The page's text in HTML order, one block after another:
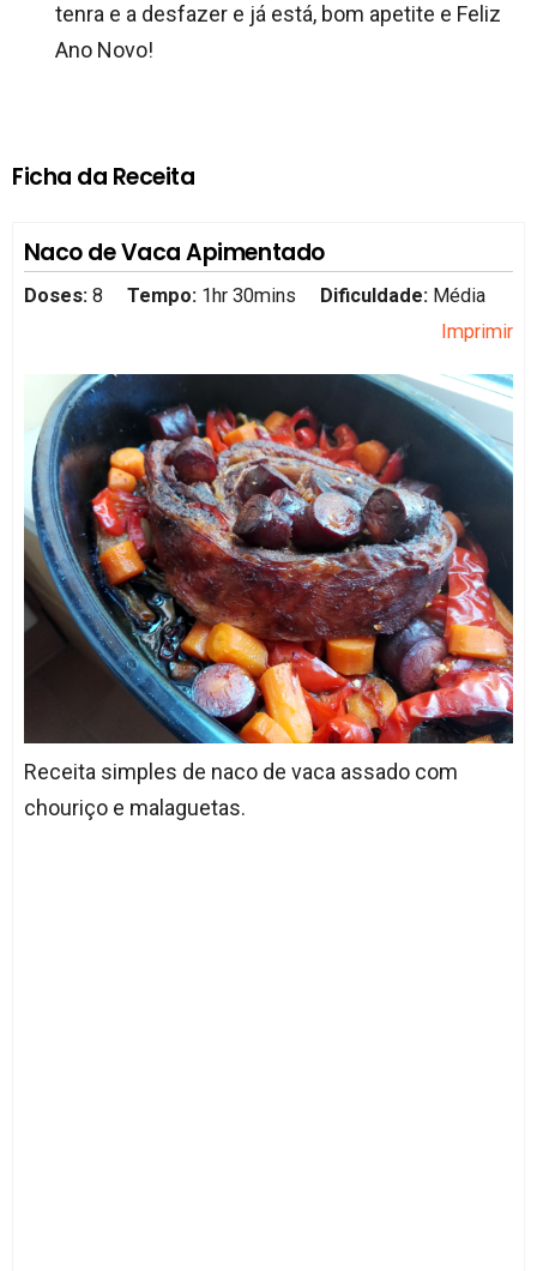
tenra e a desfazer e já está, bom apetite e Feliz
Ano Novo!
Ficha da Receita
Naco de Vaca Apimentado
Doses: 8 Tempo: 1hr 30mins Dificuldade: Média
Imprimir
Receita simples de naco de vaca assado com
chouriço e malaguetas.